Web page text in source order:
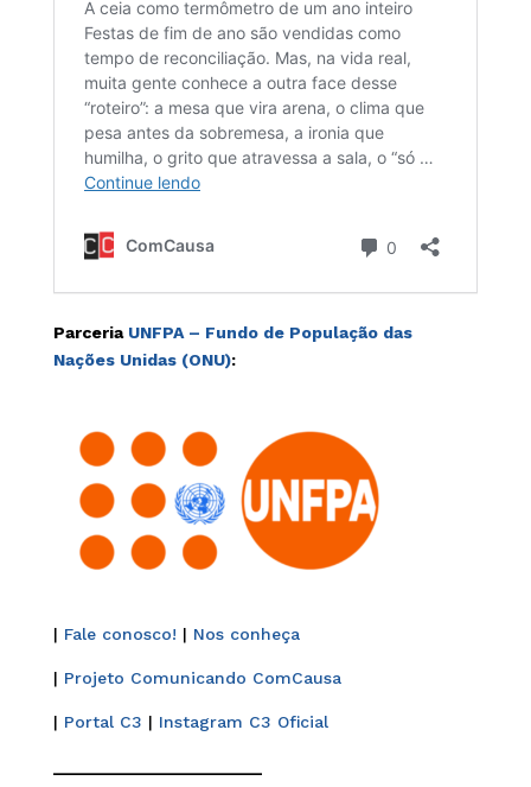
Parceria UNFPA – Fundo de População das
Nações Unidas (ONU):
| Fale conosco! | Nos conheça
| Projeto Comunicando ComCausa
| Portal C3 | Instagram C3 Oficial